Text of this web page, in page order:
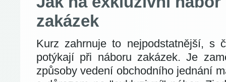
zakázek
Kurz zahrnuje to nejpodstatnější, s
potýkají při náboru zakázek. Je
způsoby vedení obchodního jednání